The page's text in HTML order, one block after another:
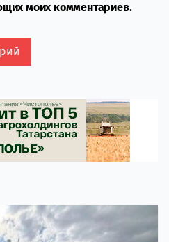
моих комментариев.